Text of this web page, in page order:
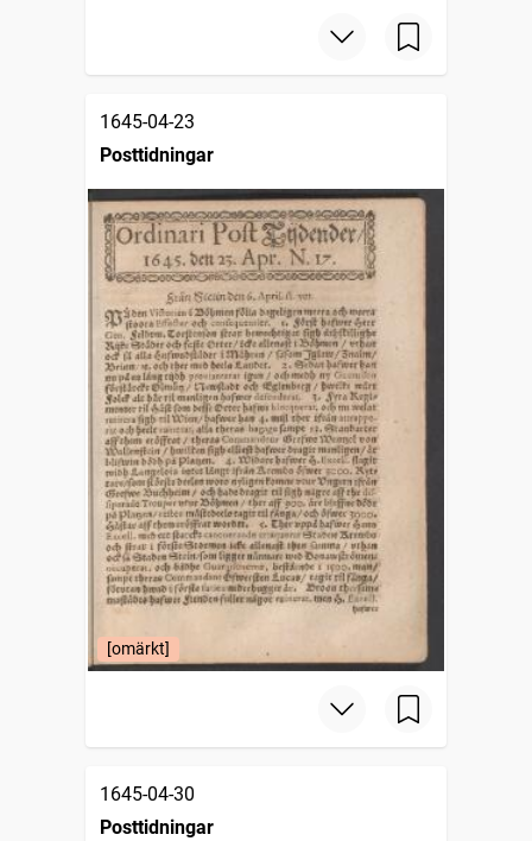
1645-04-23
Posttidningar
[omärkt]
1645-04-30
Posttidningar